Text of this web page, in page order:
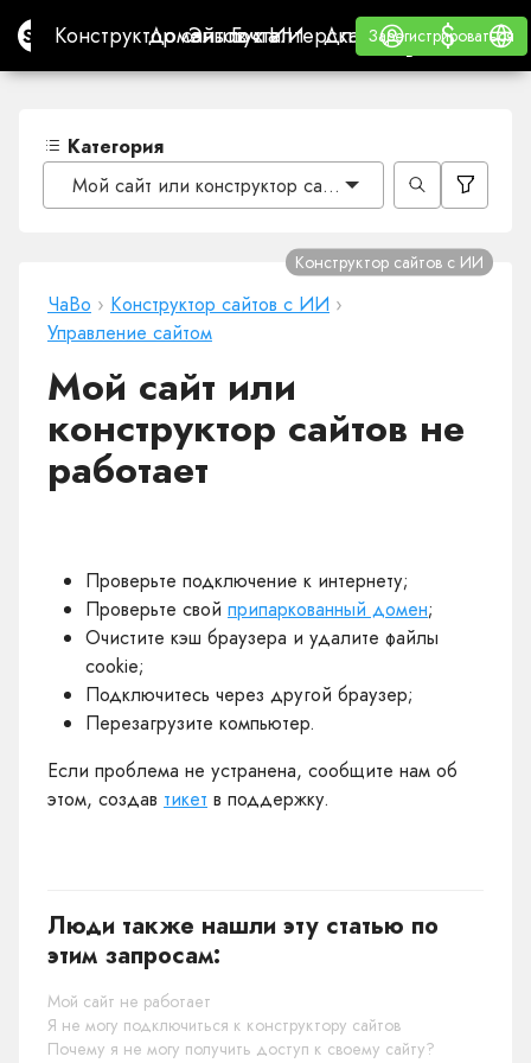
Site.proКонструктор сайтов с ИИ
Конструктор сайтов с ИИ
Домены
ДоменыЭл. почта
Эл. почта
Бухгалтерская программа
Бухгалтерская программа
Для
Для Реселлеров
ВАЙТ ЛЕЙБЛ
Обучение
Обучение
Зарегистрироваться
Зарегистрироваться
Войти $
$
Категория
Мой сайт или конструктор сайтов не работает
ЧаВо › Конструктор сайтов с ИИ ›
Управление сайтом
Конструктор сайтов с ИИ
Мой сайт или
конструктор сайтов не
работает
Проверьте подключение к интернету;
Проверьте свой припаркованный домен;
Очистите кэш браузера и удалите файлы
cookie;
Подключитесь через другой браузер;
Перезагрузите компьютер.
Если проблема не устранена, сообщите нам об
этом, создав тикет в поддержку.
Люди также нашли эту статью по
этим запросам:
Мой сайт не работает
Я не могу подключиться к конструктору сайтов
Почему я не могу получить доступ к своему сайту?